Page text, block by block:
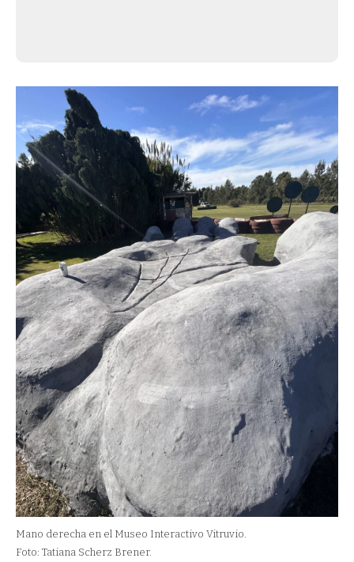
Mano derecha en el Museo Interactivo Vitruvio.
Foto: Tatiana Scherz Brener.